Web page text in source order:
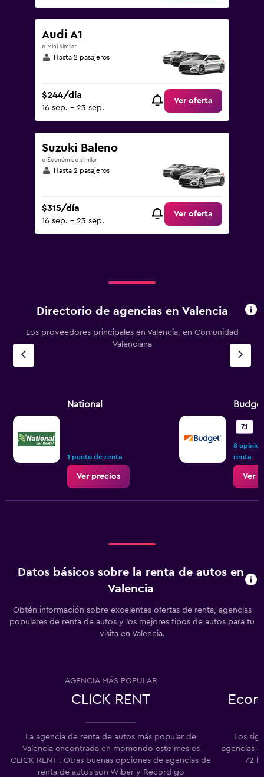
Audi A1
o Mini similar
Hasta 2 pasajeros
$244/día
16 sep. - 23 sep.
Ver oferta
Suzuki Baleno
o Económico similar
Hasta 2 pasajeros
$315/día
16 sep. - 23 sep.
Ver oferta
Directorio de agencias en Valencia
Los proveedores principales en Valencia, en Comunidad
Valenciana
National
1 punto de renta
Ver precios
7.1
8
renta
Ver
Datos básicos sobre la renta de autos en
Valencia
Obtén información sobre excelentes ofertas de renta, agencias
populares de renta de autos y los mejores tipos de autos para tu
visita en Valencia.
AGENCIA MÁS POPULAR
CLICK RENT
La agencia de renta de autos más popular de
Valencia encontrada en momondo este mes es
CLICK RENT . Otras buenas opciones de agencias de
renta de autos son Wiber y Record go
Los
agencias
72